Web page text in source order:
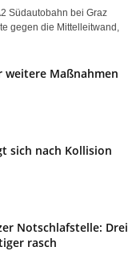
Südautobahn bei Graz
gegen die Mittelleitwand,
Maßnahmen
sich nach Kollision
Notschlafstelle: Drei
rasch